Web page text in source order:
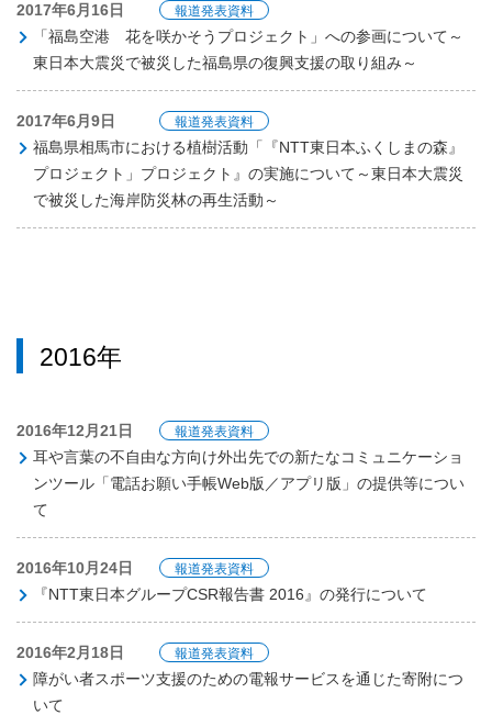
2017年6月16日 報道発表資料
「福島空港 花を咲かそうプロジェクト」への参画について～
東日本大震災で被災した福島県の復興支援の取り組み～
2017年6月9日 報道発表資料
福島県相馬市における植樹活動「『NTT東日本ふくしまの森』
プロジェクト」プロジェクト』の実施について～東日本大震災
で被災した海岸防災林の再生活動～
2016年
2016年12月21日 報道発表資料
耳や言葉の不自由な方向け外出先での新たなコミュニケーショ
ンツール「電話お願い手帳Web版／アプリ版」の提供等につい
て
2016年10月24日 報道発表資料
『NTT東日本グループCSR報告書 2016』の発行について
2016年2月18日 報道発表資料
障がい者スポーツ支援のための電報サービスを通じた寄附につ
いて